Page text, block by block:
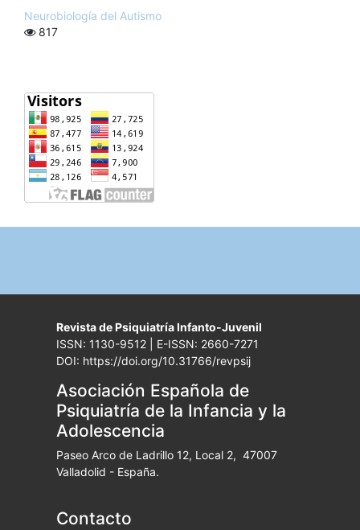
Neurobiología del Autismo
817
Revista de Psiquiatría Infanto-Juvenil
ISSN: 1130-9512 | E-ISSN: 2660-7271
DOI: https://doi.org/10.31766/revpsij
Asociación Española de
Psiquiatría de la Infancia y la
Adolescencia
Paseo Arco de Ladrillo 12, Local 2, 47007
Valladolid - España.
Contacto